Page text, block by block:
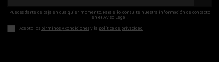
Puedes darte de baja en cualquier momento. Para ello, consulte nuestra información de contacto
en el Aviso Legal.
Acepto lostérminos y condicionesy la política de privacidad